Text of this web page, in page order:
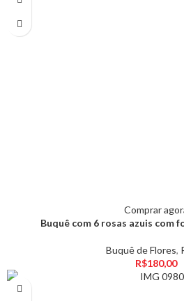
Comprar
Buquê com 6 rosas azuis com
Buquê de Flores,
R$180,00